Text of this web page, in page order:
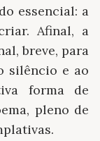
essencial: a
Afinal, a
breve, para
silêncio e ao
forma de
pleno de